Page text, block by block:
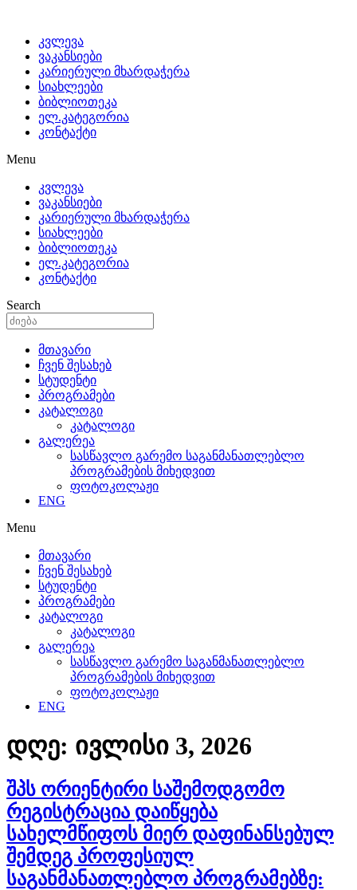
კვლევა
ვაკანსიები
კარიერული მხარდაჭერა
სიახლეები
ბიბლიოთეკა
ელ.კატეგორია
კონტაქტი
Menu
კვლევა
ვაკანსიები
კარიერული მხარდაჭერა
სიახლეები
ბიბლიოთეკა
ელ.კატეგორია
კონტაქტი
Search
მთავარი
ჩვენ შესახებ
სტუდენტი
პროგრამები
კატალოგი
კატალოგი
გალერეა
სასწავლო გარემო საგანმანათლებლო
პროგრამების მიხედვით
ფოტოკოლაჟი
ENG
Menu
მთავარი
ჩვენ შესახებ
სტუდენტი
პროგრამები
კატალოგი
კატალოგი
გალერეა
სასწავლო გარემო საგანმანათლებლო
პროგრამების მიხედვით
ფოტოკოლაჟი
ENG
დღე: ივლისი 3, 2026
შპს ორიენტირი საშემოდგომო
რეგისტრაცია დაიწყება
სახელმწიფოს მიერ დაფინანსებულ
შემდეგ პროფესიულ
საგანმანათლებლო პროგრამებზე: